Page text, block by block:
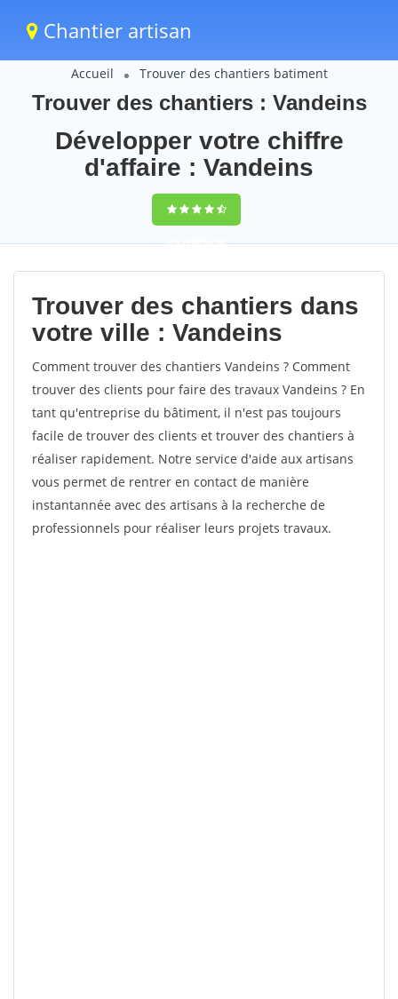
Chantier artisan
Accueil Trouver des chantiers batiment
Trouver des chantiers : Vandeins
Développer votre chiffre
d'affaire : Vandeins
9,5(100%)58
votes
Trouver des chantiers dans
votre ville : Vandeins
Comment trouver des chantiers Vandeins ? Comment
trouver des clients pour faire des travaux Vandeins ? En
tant qu'entreprise du bâtiment, il n'est pas toujours
facile de trouver des clients et trouver des chantiers à
réaliser rapidement. Notre service d'aide aux artisans
vous permet de rentrer en contact de manière
instantannée avec des artisans à la recherche de
professionnels pour réaliser leurs projets travaux.